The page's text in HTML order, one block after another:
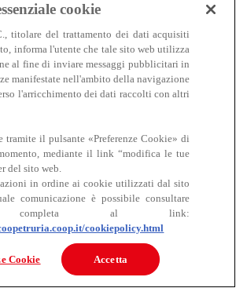
Carne
cookie
titolare del trattamento dei dati acquisiti
informa l'utente che tale sito web utilizza
al fine di inviare messaggi pubblicitari in
manifestate nell'ambito della navigazione
l'arricchimento dei dati raccolti con altri
tramite il pulsante «Preferenze Cookie» di
mediante il link “modifica le tue
del sito web.
in ordine ai cookie utilizzati dal sito
comunicazione è possibile consultare
completa al link:
cookiepolicy.html
Cookie Accetta